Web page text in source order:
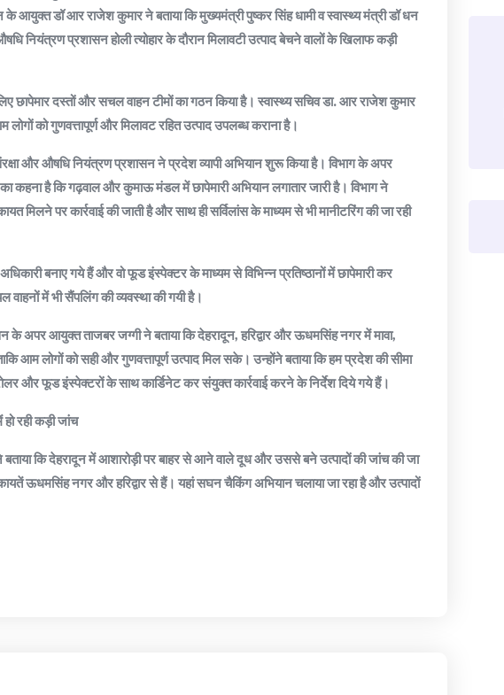
के आयुक्त डॉ आर राजेश कुमार ने बताया कि मुख्यमंत्री पुष्कर सिंह धामी व स्वास्थ्य मंत्री डॉ धन
नियंत्रण प्रशासन होली त्योहार के दौरान मिलावटी उत्पाद बेचने वालों के खिलाफ कड़ी
छापेमार दस्तों और सचल वाहन टीमों का गठन किया है। स्वास्थ्य सचिव डा. आर राजेश कुमार
लोगों को गुणवत्तापूर्ण और मिलावट रहित उत्पाद उपलब्ध कराना है।
और औषधि नियंत्रण प्रशासन ने प्रदेश व्यापी अभियान शुरू किया है। विभाग के अपर
कहना है कि गढ़वाल और कुमाऊ मंडल में छापेमारी अभियान लगातार जारी है। विभाग ने
मिलने पर कार्रवाई की जाती है और साथ ही सर्विलांस के माध्यम से भी मानीटरिंग की जा रही
बनाए गये हैं और वो फूड इंस्पेक्टर के माध्यम से विभिन्न प्रतिष्ठानों में छापेमारी कर
में भी सैंपलिंग की व्यवस्था की गयी है।
के अपर आयुक्त ताजबर जग्गी ने बताया कि देहरादून, हरिद्वार और ऊधमसिंह नगर में मावा,
आम लोगों को सही और गुणवत्तापूर्ण उत्पाद मिल सके। उन्होंने बताया कि हम प्रदेश की सीमा
और फूड इंस्पेक्टरों के साथ कार्डिनेट कर संयुक्त कार्रवाई करने के निर्देश दिये गये हैं।
रही कड़ी जांच
कि देहरादून में आशारोड़ी पर बाहर से आने वाले दूध और उससे बने उत्पादों की जांच की जा
ऊधमसिंह नगर और हरिद्वार से हैं। यहां सघन चैकिंग अभियान चलाया जा रहा है और उत्पादों